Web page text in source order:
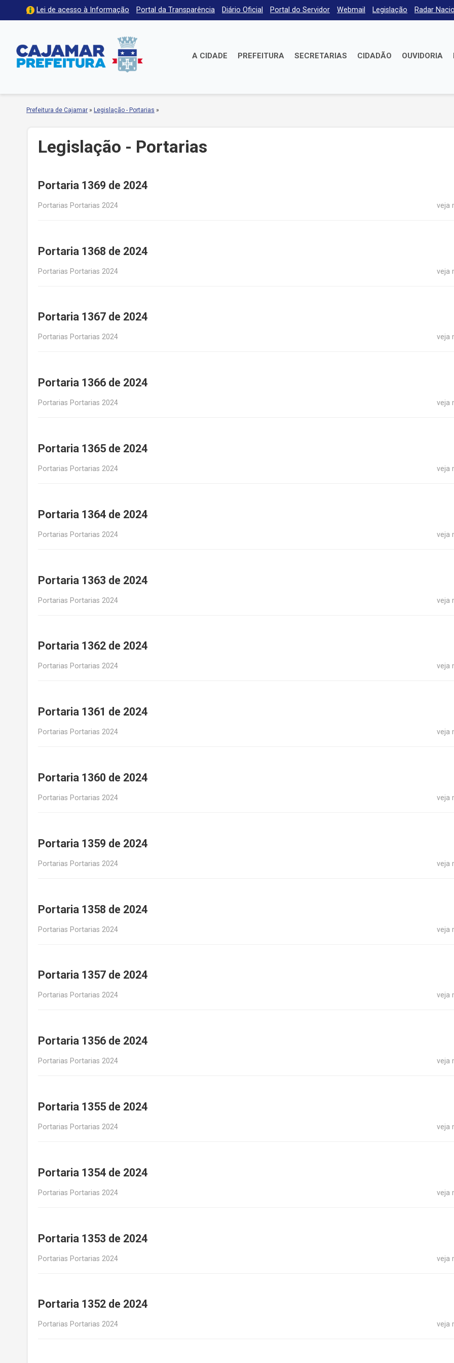
Lei de acesso à Informação Portal da Transparência Diário Oficial Portal do Servidor Webmail Legislação Radar
A CIDADE PREFEITURA SECRETARIAS CIDADÃO OUVIDORIA
Prefeitura de Cajamar » Legislação - Portarias »
Legislação - Portarias
Portaria 1369 de 2024
Portarias Portarias 2024 veja
Portaria 1368 de 2024
Portarias Portarias 2024 veja
Portaria 1367 de 2024
Portarias Portarias 2024 veja
Portaria 1366 de 2024
Portarias Portarias 2024 veja
Portaria 1365 de 2024
Portarias Portarias 2024 veja
Portaria 1364 de 2024
Portarias Portarias 2024 veja
Portaria 1363 de 2024
Portarias Portarias 2024 veja
Portaria 1362 de 2024
Portarias Portarias 2024 veja
Portaria 1361 de 2024
Portarias Portarias 2024 veja
Portaria 1360 de 2024
Portarias Portarias 2024 veja
Portaria 1359 de 2024
Portarias Portarias 2024 veja
Portaria 1358 de 2024
Portarias Portarias 2024 veja
Portaria 1357 de 2024
Portarias Portarias 2024 veja
Portaria 1356 de 2024
Portarias Portarias 2024 veja
Portaria 1355 de 2024
Portarias Portarias 2024 veja
Portaria 1354 de 2024
Portarias Portarias 2024 veja
Portaria 1353 de 2024
Portarias Portarias 2024 veja
Portaria 1352 de 2024
Portarias Portarias 2024 veja